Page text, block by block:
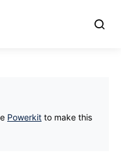
Powerkit to make this